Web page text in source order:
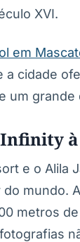
XVI.
em
cidade
um
e o
mundo.
metros